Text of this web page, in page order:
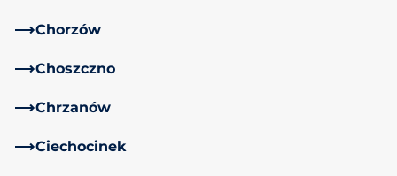
Chorzów
Choszczno
Chrzanów
Ciechocinek